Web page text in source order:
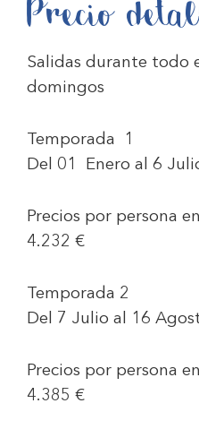
Precio
Salidas durante todo
domingos
Temporada 1
Del 01 Enero al 6
Precios por persona
4.232 €
Temporada 2
Del 7 Julio al 16
Precios por persona
4.385 €